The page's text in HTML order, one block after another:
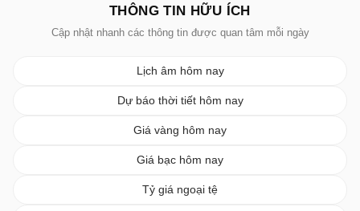
THÔNG TIN HỮU ÍCH
Cập nhật nhanh các thông tin được quan tâm mỗi ngày
Lịch âm hôm nay
Dự báo thời tiết hôm nay
Giá vàng hôm nay
Giá bạc hôm nay
Tỷ giá ngoại tệ